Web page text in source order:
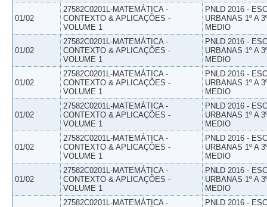
01/02
27582C0201L-MATEMÁTICA -
CONTEXTO & APLICAÇÕES -
VOLUME 1
PNLD 2016 -
URBANAS 1º A
MEDIO
01/02
27582C0201L-MATEMÁTICA -
CONTEXTO & APLICAÇÕES -
VOLUME 1
PNLD 2016 -
URBANAS 1º A
MEDIO
01/02
27582C0201L-MATEMÁTICA -
CONTEXTO & APLICAÇÕES -
VOLUME 1
PNLD 2016 -
URBANAS 1º A
MEDIO
01/02
27582C0201L-MATEMÁTICA -
CONTEXTO & APLICAÇÕES -
VOLUME 1
PNLD 2016 -
URBANAS 1º A
MEDIO
01/02
27582C0201L-MATEMÁTICA -
CONTEXTO & APLICAÇÕES -
VOLUME 1
PNLD 2016 -
URBANAS 1º A
MEDIO
01/02
27582C0201L-MATEMÁTICA -
CONTEXTO & APLICAÇÕES -
VOLUME 1
PNLD 2016 -
URBANAS 1º A
MEDIO
27582C0201L-MATEMÁTICA -
PNLD 2016 -